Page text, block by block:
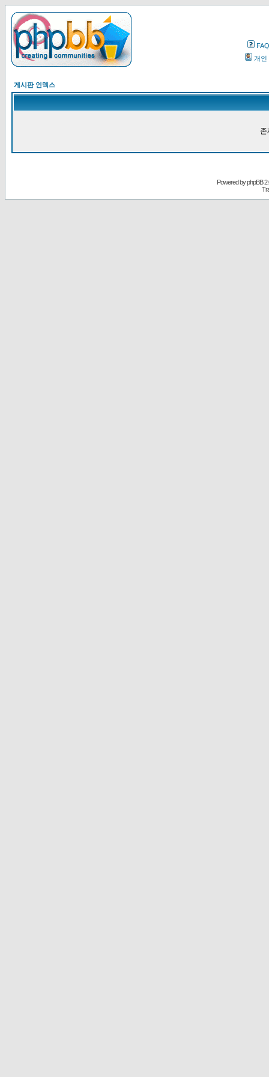
FAQ
개인
게시판 인덱스
존
Powered byphpBB